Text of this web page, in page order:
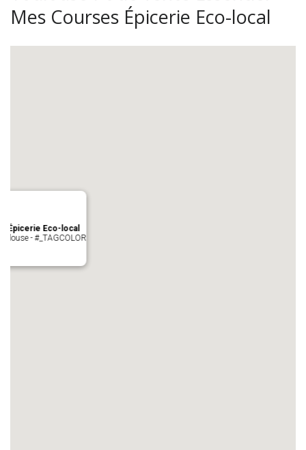
Mes Courses Épicerie Eco-local
Épicerie Eco-local
- #_TAGCOLOR